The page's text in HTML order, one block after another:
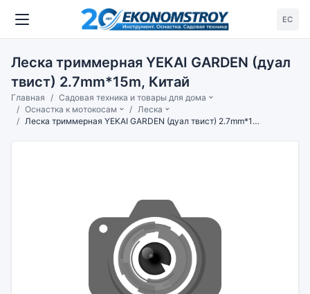
ЕС
Леска триммерная YEKAI GARDEN (дуал
твист) 2.7mm*15m, Китай
Главная
Садовая техника и товары для дома
Оснастка к мотокосам
Леска
Леска триммерная YEKAI GARDEN (дуал твист) 2.7mm*15m, Китай